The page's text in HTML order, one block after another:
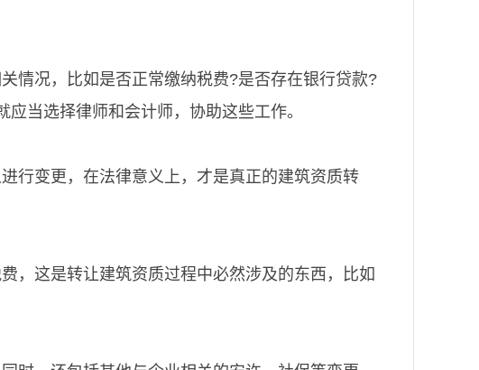
情况，比如是否正常缴纳税费?是否存在银行贷款?
当选择律师和会计师，协助这些工作。
行变更，在法律意义上，才是真正的建筑资质转
，这是转让建筑资质过程中必然涉及的东西，比如